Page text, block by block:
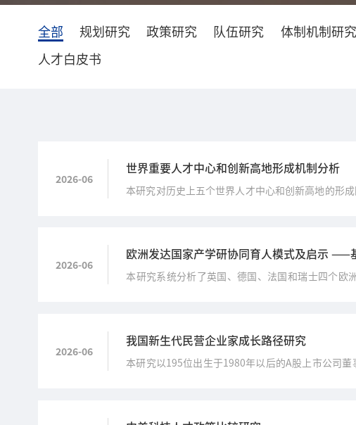
全部 规划研究 政策研究 队伍研究 体制机制研究
人才白皮书
2026-06
世界重要人才中心和创新高地形成机制分析
本研究对历史上五个世界人才中心和创新高地的形
2026-06
欧洲发达国家产学研协同育人模式及启示 ——
本研究系统分析了英国、德国、法国和瑞士四个
2026-06
我国新生代民营企业家成长路径研究
本研究以195位出生于1980年以后的A股上市公司